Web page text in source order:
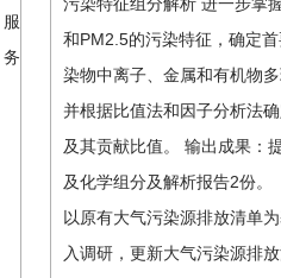
服
务
和PM2.5的污染特征，确定
染物中离子、金属和有机物
并根据比值法和因子分析法
及其贡献比值。 输出成果：
及化学组分及解析报告2份。
以原有大气污染源排放清单
入调研，更新大气污染源排